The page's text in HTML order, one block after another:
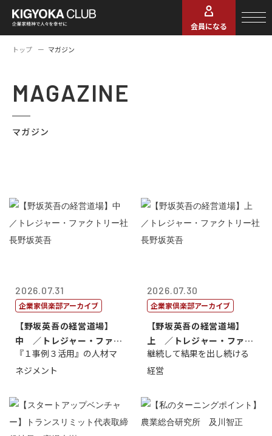
会員になる
トップ マガジン
MAGAZINE
マガジン
2026.07.31
企業家倶楽部アーカイブ
【野坂英吾の経営道場】
中 ／トレジャー・ファク
トリー社長野坂...
『１事例３活用』の人材マ
ネジメント
2026.07.30
企業家倶楽部アーカイブ
【野坂英吾の経営道場】
上 ／トレジャー・ファク
トリー社長野坂...
継続して結果を出し続ける
経営